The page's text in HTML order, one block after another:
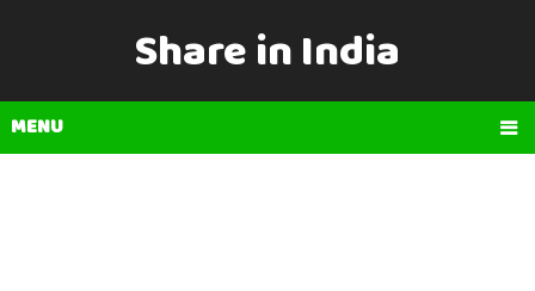
Share in India
MENU